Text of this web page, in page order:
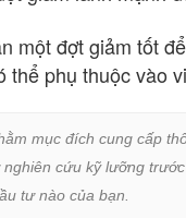
một đợt giảm tốt
thể phụ thuộc vào
mục đích cung cấp
cứu kỹ lưỡng
tư nào của bạn.